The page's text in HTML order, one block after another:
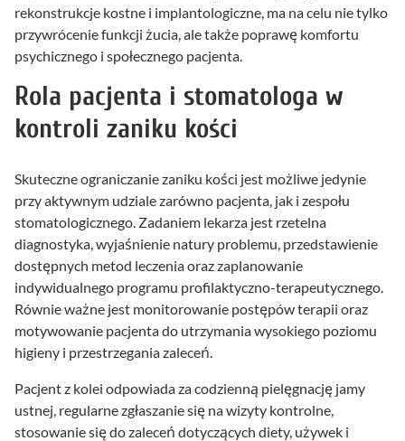
rekonstrukcje kostne i implantologiczne, ma na celu nie tylko
przywrócenie funkcji żucia, ale także poprawę komfortu
psychicznego i społecznego pacjenta.
Rola pacjenta i stomatologa w
kontroli zaniku kości
Skuteczne ograniczanie zaniku kości jest możliwe jedynie
przy aktywnym udziale zarówno pacjenta, jak i zespołu
stomatologicznego. Zadaniem lekarza jest rzetelna
diagnostyka, wyjaśnienie natury problemu, przedstawienie
dostępnych metod leczenia oraz zaplanowanie
indywidualnego programu profilaktyczno-terapeutycznego.
Równie ważne jest monitorowanie postępów terapii oraz
motywowanie pacjenta do utrzymania wysokiego poziomu
higieny i przestrzegania zaleceń.
Pacjent z kolei odpowiada za codzienną pielęgnację jamy
ustnej, regularne zgłaszanie się na wizyty kontrolne,
stosowanie się do zaleceń dotyczących diety, używek i